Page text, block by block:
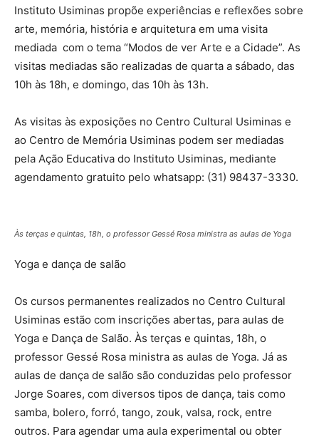
Instituto Usiminas propõe experiências e reflexões sobre
arte, memória, história e arquitetura em uma visita
mediada com o tema “Modos de ver Arte e a Cidade”. As
visitas mediadas são realizadas de quarta a sábado, das
10h às 18h, e domingo, das 10h às 13h.
As visitas às exposições no Centro Cultural Usiminas e
ao Centro de Memória Usiminas podem ser mediadas
pela Ação Educativa do Instituto Usiminas, mediante
agendamento gratuito pelo whatsapp: (31) 98437-3330.
Às terças e quintas, 18h, o professor Gessé Rosa ministra as aulas de Yoga
Yoga e dança de salão
Os cursos permanentes realizados no Centro Cultural
Usiminas estão com inscrições abertas, para aulas de
Yoga e Dança de Salão. Às terças e quintas, 18h, o
professor Gessé Rosa ministra as aulas de Yoga. Já as
aulas de dança de salão são conduzidas pelo professor
Jorge Soares, com diversos tipos de dança, tais como
samba, bolero, forró, tango, zouk, valsa, rock, entre
outros. Para agendar uma aula experimental ou obter